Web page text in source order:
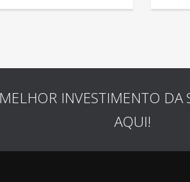
INVESTIMENTO DA
AQUI!